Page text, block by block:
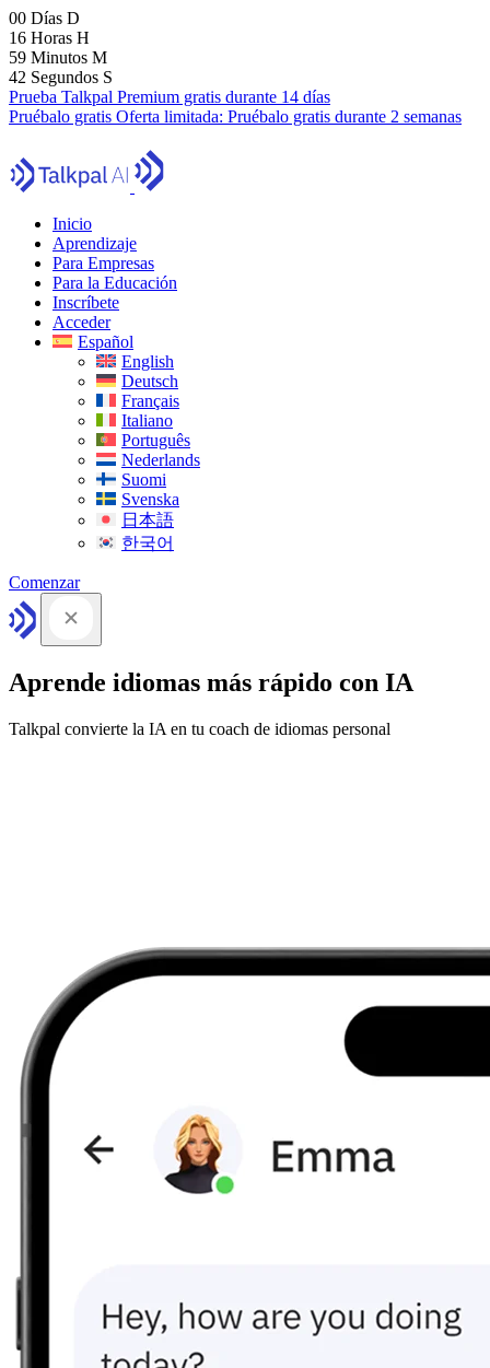
00 Días D
16 Horas H
59 Minutos M
40 Segundos S
Prueba Talkpal Premium gratis durante 14 días
Pruébalo gratis Oferta limitada: Pruébalo gratis durante 2 semanas
Inicio
Aprendizaje
Para Empresas
Para la Educación
Inscríbete
Acceder
Español
English
Deutsch
Français
Italiano
Português
Nederlands
Suomi
Svenska
日本語
한국어
Comenzar
Aprende idiomas más rápido con IA
Talkpal convierte la IA en tu coach de idiomas personal